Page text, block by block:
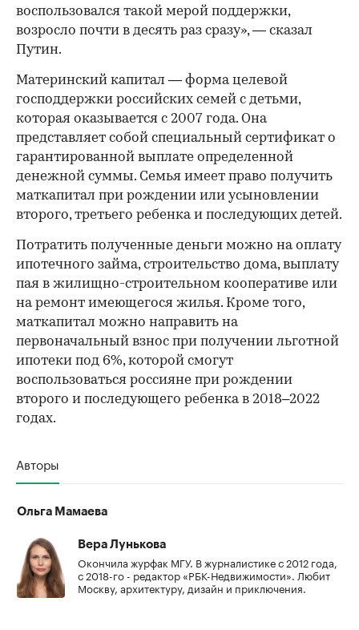
воспользовался такой мерой поддержки,
возросло почти в десять раз сразу», — сказал
Путин.
Материнский капитал — форма целевой
господдержки российских семей с детьми,
которая оказывается с 2007 года. Она
представляет собой специальный сертификат о
гарантированной выплате определенной
денежной суммы. Семья имеет право получить
маткапитал при рождении или усыновлении
второго, третьего ребенка и последующих детей.
Потратить полученные деньги можно на оплату
ипотечного займа, строительство дома, выплату
пая в жилищно-строительном кооперативе или
на ремонт имеющегося жилья. Кроме того,
маткапитал можно направить на
первоначальный взнос при получении льготной
ипотеки под 6%, которой смогут
воспользоваться россияне при рождении
второго и последующего ребенка в 2018–2022
годах.
Авторы
Ольга Мамаева
Вера Лунькова
Окончила журфак МГУ. В журналистике с 2012 года,
с 2018-го - редактор «РБК-Недвижимости». Любит
Москву, архитектуру, дизайн и приключения.